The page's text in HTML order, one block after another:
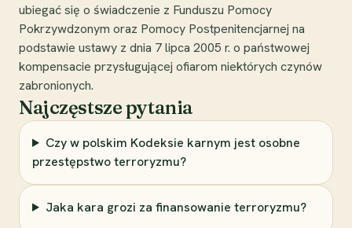
ubiegać się o świadczenie z Funduszu Pomocy
Pokrzywdzonym oraz Pomocy Postpenitencjarnej na
podstawie ustawy z dnia 7 lipca 2005 r. o państwowej
kompensacie przysługującej ofiarom niektórych czynów
zabronionych.
Najczęstsze pytania
Czy w polskim Kodeksie karnym jest osobne
przestępstwo terroryzmu?
Jaka kara grozi za finansowanie terroryzmu?